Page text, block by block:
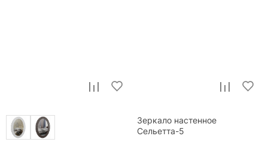
Зеркало настенное
Сельетта-5